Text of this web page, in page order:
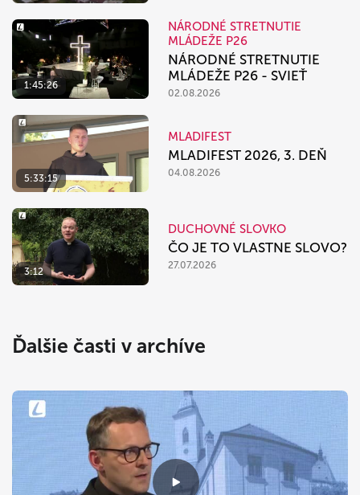
1:45:26
NÁRODNÉ STRETNUTIE
MLÁDEŽE P26
NÁRODNÉ STRETNUTIE
MLÁDEŽE P26 - SVIEŤ
02.08.2026
5:33:15
MLADIFEST
MLADIFEST 2026, 3. DEŇ
04.08.2026
3:12
DUCHOVNÉ SLOVKO
ČO JE TO VLASTNE SLOVO?
27.07.2026
Ďalšie časti v archíve